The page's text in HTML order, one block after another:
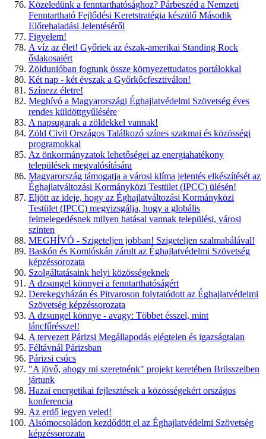
Közeledünk a fenntarthatósághoz? Párbeszéd a Nemzeti
Fenntartható Fejlődési Keretstratégia készülő Második
Előrehaladási Jelentéséről
Figyelem!
A víz az élet! Győriek az észak-amerikai Standing Rock
őslakosaiért
Zöldunióban fogtunk össze környezettudatos portálokkal
Két nap - két évszak a Győrkőcfesztiválon!
Színezz életre!
Meghívó a Magyarországi Éghajlatvédelmi Szövetség éves
rendes küldöttgyűlésére
A napsugarak a zöldekkel vannak!
Zöld Civil Országos Találkozó színes szakmai és közösségi
programokkal
Az önkormányzatok lehetőségei az energiahatékony
települések megvalósítására
Magyarország támogatja a városi klíma jelentés elkészítését az
Éghajlatváltozási Kormányközi Testület (IPCC) ülésén!
Eljött az ideje, hogy az Éghajlatváltozási Kormányközi
Testület (IPCC) megvizsgálja, hogy a globális
felmelegedésnek milyen hatásai vannak települési, városi
szinten
MEGHÍVÓ - Szigeteljen jobban! Szigeteljen szalmabálával!
Baskón és Komlóskán zárult az Éghajlatvédelmi Szövetség
képzéssorozata
Szolgáltatásaink helyi közösségeknek
A dzsungel könnyei a fenntarthatóságért
Derekegyházán és Pitvaroson folytatódott az Éghajlatvédelmi
Szövetség képzéssorozata
A dzsungel könnye - avagy: Többet ésszel, mint
láncfűrésszel!
A tervezett Párizsi Megállapodás elégtelen és igazságtalan
Féltávnál Párizsban
Párizsi csúcs
"A jövő, ahogy mi szeretnénk" projekt keretében Brüsszelben
jártunk
Hazai energetikai fejlesztések a közösségekért országos
konferencia
Az erdő legyen veled!
Alsómocsoládon kezdődött el az Éghajlatvédelmi Szövetség
képzéssorozata